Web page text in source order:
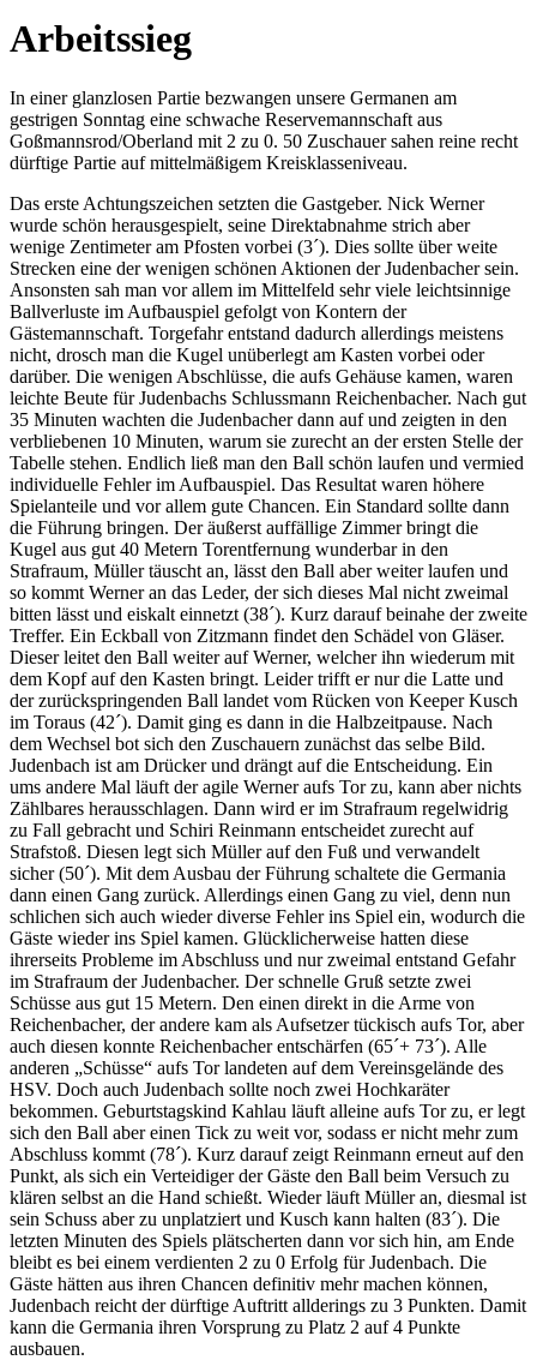
Arbeitssieg
In einer glanzlosen Partie bezwangen unsere Germanen am
gestrigen Sonntag eine schwache Reservemannschaft aus
Goßmannsrod/Oberland mit 2 zu 0. 50 Zuschauer sahen reine recht
dürftige Partie auf mittelmäßigem Kreisklasseniveau.
Das erste Achtungszeichen setzten die Gastgeber. Nick Werner
wurde schön herausgespielt, seine Direktabnahme strich aber
wenige Zentimeter am Pfosten vorbei (3´). Dies sollte über weite
Strecken eine der wenigen schönen Aktionen der Judenbacher sein.
Ansonsten sah man vor allem im Mittelfeld sehr viele leichtsinnige
Ballverluste im Aufbauspiel gefolgt von Kontern der
Gästemannschaft. Torgefahr entstand dadurch allerdings meistens
nicht, drosch man die Kugel unüberlegt am Kasten vorbei oder
darüber. Die wenigen Abschlüsse, die aufs Gehäuse kamen, waren
leichte Beute für Judenbachs Schlussmann Reichenbacher. Nach gut
35 Minuten wachten die Judenbacher dann auf und zeigten in den
verbliebenen 10 Minuten, warum sie zurecht an der ersten Stelle der
Tabelle stehen. Endlich ließ man den Ball schön laufen und vermied
individuelle Fehler im Aufbauspiel. Das Resultat waren höhere
Spielanteile und vor allem gute Chancen. Ein Standard sollte dann
die Führung bringen. Der äußerst auffällige Zimmer bringt die
Kugel aus gut 40 Metern Torentfernung wunderbar in den
Strafraum, Müller täuscht an, lässt den Ball aber weiter laufen und
so kommt Werner an das Leder, der sich dieses Mal nicht zweimal
bitten lässt und eiskalt einnetzt (38´). Kurz darauf beinahe der zweite
Treffer. Ein Eckball von Zitzmann findet den Schädel von Gläser.
Dieser leitet den Ball weiter auf Werner, welcher ihn wiederum mit
dem Kopf auf den Kasten bringt. Leider trifft er nur die Latte und
der zurückspringenden Ball landet vom Rücken von Keeper Kusch
im Toraus (42´). Damit ging es dann in die Halbzeitpause. Nach
dem Wechsel bot sich den Zuschauern zunächst das selbe Bild.
Judenbach ist am Drücker und drängt auf die Entscheidung. Ein
ums andere Mal läuft der agile Werner aufs Tor zu, kann aber nichts
Zählbares herausschlagen. Dann wird er im Strafraum regelwidrig
zu Fall gebracht und Schiri Reinmann entscheidet zurecht auf
Strafstoß. Diesen legt sich Müller auf den Fuß und verwandelt
sicher (50´). Mit dem Ausbau der Führung schaltete die Germania
dann einen Gang zurück. Allerdings einen Gang zu viel, denn nun
schlichen sich auch wieder diverse Fehler ins Spiel ein, wodurch die
Gäste wieder ins Spiel kamen. Glücklicherweise hatten diese
ihrerseits Probleme im Abschluss und nur zweimal entstand Gefahr
im Strafraum der Judenbacher. Der schnelle Gruß setzte zwei
Schüsse aus gut 15 Metern. Den einen direkt in die Arme von
Reichenbacher, der andere kam als Aufsetzer tückisch aufs Tor, aber
auch diesen konnte Reichenbacher entschärfen (65´+ 73´). Alle
anderen „Schüsse“ aufs Tor landeten auf dem Vereinsgelände des
HSV. Doch auch Judenbach sollte noch zwei Hochkaräter
bekommen. Geburtstagskind Kahlau läuft alleine aufs Tor zu, er legt
sich den Ball aber einen Tick zu weit vor, sodass er nicht mehr zum
Abschluss kommt (78´). Kurz darauf zeigt Reinmann erneut auf den
Punkt, als sich ein Verteidiger der Gäste den Ball beim Versuch zu
klären selbst an die Hand schießt. Wieder läuft Müller an, diesmal ist
sein Schuss aber zu unplatziert und Kusch kann halten (83´). Die
letzten Minuten des Spiels plätscherten dann vor sich hin, am Ende
bleibt es bei einem verdienten 2 zu 0 Erfolg für Judenbach. Die
Gäste hätten aus ihren Chancen definitiv mehr machen können,
Judenbach reicht der dürftige Auftritt allderings zu 3 Punkten. Damit
kann die Germania ihren Vorsprung zu Platz 2 auf 4 Punkte
ausbauen.